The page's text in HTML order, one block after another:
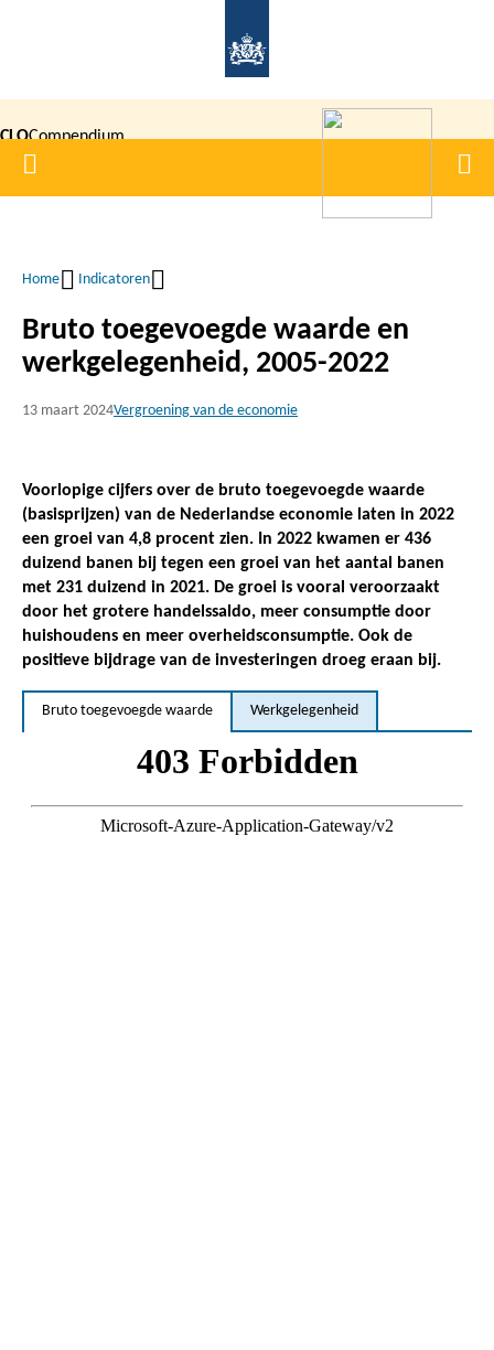
inhoud
gaan
CLOCompendium
voor de
Home
Kruimelpad
Home Indicatoren
Bruto toegevoegde waarde en
werkgelegenheid, 2005-2022
13 maart 2024Vergroening van de economie
Voorlopige cijfers over de bruto toegevoegde waarde
(basisprijzen) van de Nederlandse economie laten in 2022
een groei van 4,8 procent zien. In 2022 kwamen er 436
duizend banen bij tegen een groei van het aantal banen
met 231 duizend in 2021. De groei is vooral veroorzaakt
door het grotere handelssaldo, meer consumptie door
huishoudens en meer overheidsconsumptie. Ook de
positieve bijdrage van de investeringen droeg eraan bij.
Bruto toegevoegde waarde Werkgelegenheid